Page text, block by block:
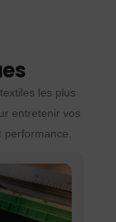
les plus
entretenir vos
performance.